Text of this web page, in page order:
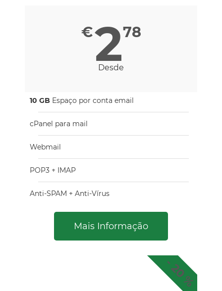
€278
Desde
10 GB Espaço por conta email​
cPanel para mail
Webmail
POP3 + IMAP
Anti-SPAM + Anti-Vírus
Mais Informação
- 20 %